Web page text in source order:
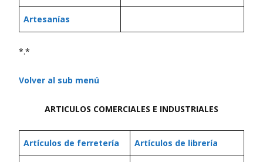
Artesanías
*.*
Volver al sub menú
ARTICULOS COMERCIALES E INDUSTRIALES
Artículos de ferretería Artículos de librería